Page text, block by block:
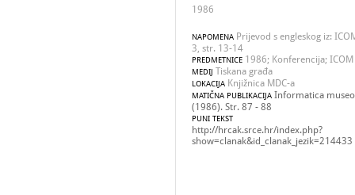
1986
NAPOMENA Prijevod s engleskog iz:
3, str. 13-14
PREDMETNICE 1986; Konferencija; ICOM
MEDIJ Tiskana građa
LOKACIJA Knjižnica MDC-a
MATIČNA PUBLIKACIJA Informatica
(1986). Str. 87 - 88
PUNI TEKST
http://hrcak.srce.hr/index.php?
show=clanak&id_clanak_jezik=214433